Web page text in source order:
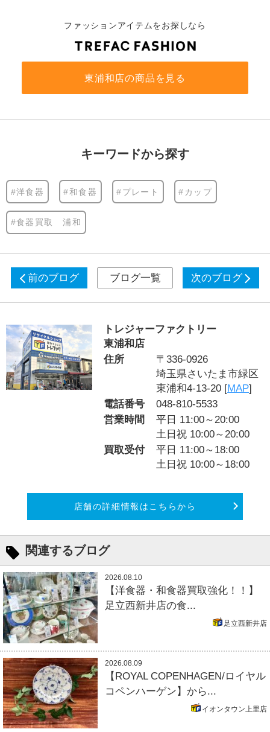
ファッションアイテムをお探しなら
東浦和店の商品を見る
キーワードから探す
#洋食器 #和食器 #プレート #カップ
#食器買取 浦和
前のブログ ブログ一覧 次のブログ
トレジャーファクトリー
東浦和店
住所
〒336-0926
埼玉県さいたま市緑区
東浦和4-13-20 [MAP]
電話番号
048-810-5533
営業時間
平日 11:00～20:00
土日祝 10:00～20:00
買取受付
平日 11:00～18:00
土日祝 10:00～18:00
店舗の詳細情報はこちらから
関連するブログ
2026.08.10
【洋食器・和食器買取強化！！】
足立西新井店の食...
足立西新井店
2026.08.09
【ROYAL COPENHAGEN/ロイヤル
コペンハーゲン】から...
イオンタウン上里店